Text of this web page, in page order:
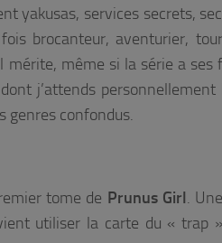
yakusas, services secrets,
brocanteur, aventurier,
mérite, même si la série a ses
dont j’attends
genres confondus.
tome de Prunus Girl. Une
utiliser la carte du « trap »